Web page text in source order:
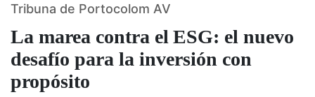
La marea contra el ESG: el nuevo
desafío para la inversión con
propósito
Tribuna de Portocolom AV